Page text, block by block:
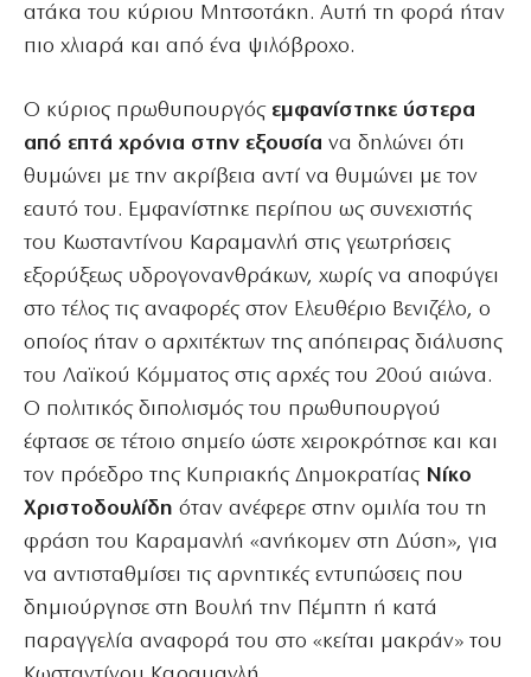
ατάκα του κύριου Μητσοτάκη. Αυτή τη φορά ήταν
πιο χλιαρά και από ένα ψιλόβροχο.
Ο κύριος πρωθυπουργός εμφανίστηκε ύστερα
από επτά χρόνια στην εξουσία να δηλώνει ότι
θυμώνει με την ακρίβεια αντί να θυμώνει με τον
εαυτό του. Εμφανίστηκε περίπου ως συνεχιστής
του Κωσταντίνου Καραμανλή στις γεωτρήσεις
εξορύξεως υδρογονανθράκων, χωρίς να αποφύγει
στο τέλος τις αναφορές στον Ελευθέριο Βενιζέλο, ο
οποίος ήταν ο αρχιτέκτων της απόπειρας διάλυσης
του Λαϊκού Κόμματος στις αρχές του 20ού αιώνα.
Ο πολιτικός διπολισμός του πρωθυπουργού
έφτασε σε τέτοιο σημείο ώστε χειροκρότησε και και
τον πρόεδρο της Κυπριακής Δημοκρατίας Νίκο
Χριστοδουλίδη όταν ανέφερε στην ομιλία του τη
φράση του Καραμανλή «ανήκομεν στη Δύση», για
να αντισταθμίσει τις αρνητικές εντυπώσεις που
δημιούργησε στη Βουλή την Πέμπτη ή κατά
παραγγελία αναφορά του στο «κείται μακράν» του